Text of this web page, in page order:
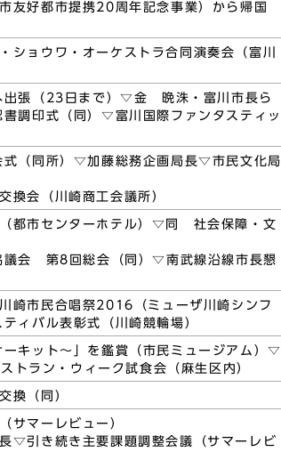
友好都市提携20周年記念事業）から帰国
ョウワ・オーケストラ合同演奏会（富川
出張（23日まで）▽金 晩洙・富川市長ら
調印式（同）▽富川国際ファンタスティッ
（同所）▽加藤総務企画局長▽市民文化局
換会（川崎商工会議所）
都市センターホテル）▽同 社会保障・文
議会 第8回総会（同）▽南武線沿線市長懇
崎市民合唱祭2016（ミューザ川崎シンフ
ィバル表彰式（川崎競輪場）
キット～」を鑑賞（市民ミュージアム）▽
ラン・ウィーク試食会（麻生区内）
換（同）
マーレビュー）
▽引き続き主要課題調整会議（サマーレビ